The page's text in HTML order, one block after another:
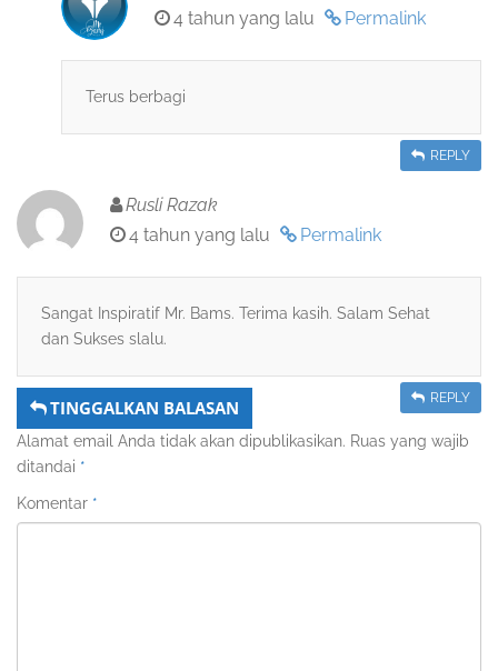
4 tahun yang lalu
Permalink
Terus berbagi
REPLY
Rusli Razak
4 tahun yang lalu
Permalink
Sangat Inspiratif Mr. Bams. Terima kasih. Salam Sehat
dan Sukses slalu.
REPLY
TINGGALKAN BALASAN
Alamat email Anda tidak akan dipublikasikan. Ruas yang wajib
ditandai *
Komentar *